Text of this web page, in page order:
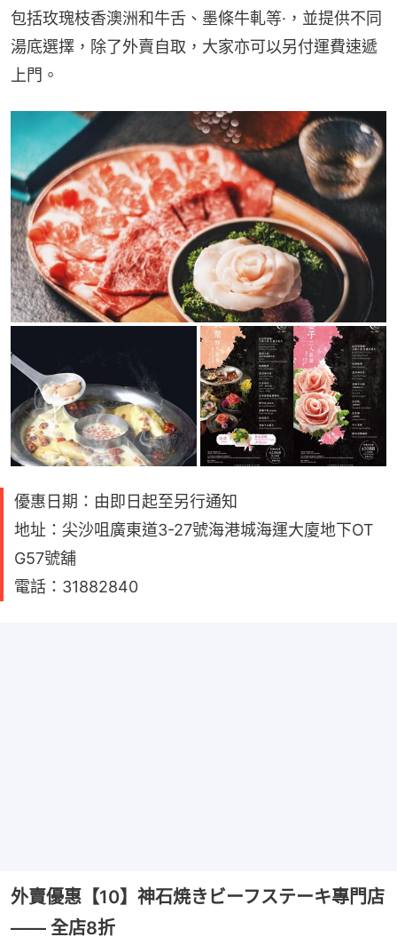
包括玫瑰枝香澳洲和牛舌、墨條牛軋等·，並提供不同
湯底選擇，除了外賣自取，大家亦可以另付運費速遞
上門。
優惠日期：由即日起至另行通知
地址：尖沙咀廣東道3-27號海港城海運大廈地下OT
G57號舖
電話：31882840
外賣優惠【10】神石焼きビーフステーキ專門店
—— 全店8折